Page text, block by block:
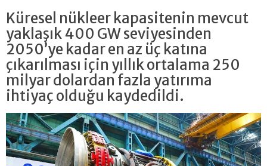
Küresel nükleer kapasitenin mevcut
yaklaşık 400 GW seviyesinden
2050’ye kadar en az üç katına
çıkarılması için yıllık ortalama 250
milyar dolardan fazla yatırıma
ihtiyaç olduğu kaydedildi.